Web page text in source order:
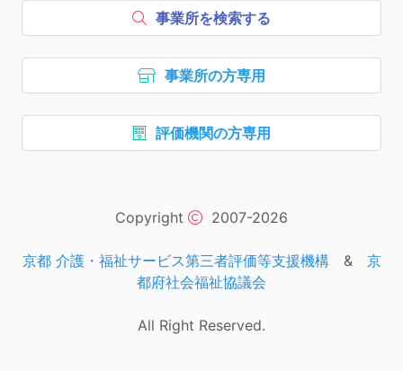
ボタン2、
事業所を検索する
ボタン3、
事業所の方専用
ボタン4、
評価機関の方専用
Copyright 2007-2026
京都 介護・福祉サービス第三者評価等支援機構& 京
都府社会福祉協議会
All Right Reserved.